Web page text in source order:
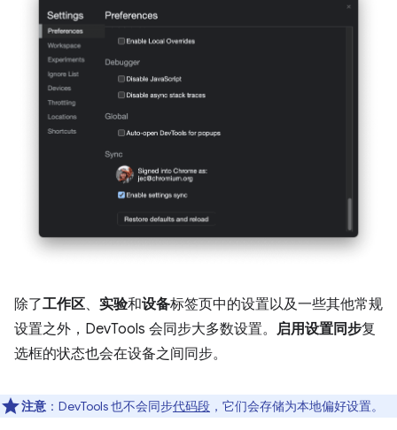
除了工作区、 实验和设备标签页中的设置以及一些其他常规
设置之外，DevTools 会同步大多数设置。 启用设置同步复
选框的状态也会在设备之间同步。
注意 ：DevTools 也不会同步代码段 ，它们会存储为本地偏好设置。